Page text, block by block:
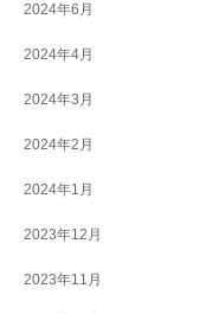
2024年6月
2024年4月
2024年3月
2024年2月
2024年1月
2023年12月
2023年11月